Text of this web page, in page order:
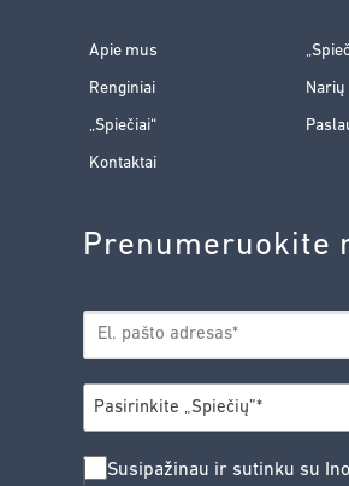
Apie mus
Renginiai
„Spiečiai“
Kontaktai
Prenumeruokite
EL.
PAŠTAS*
MIESTAS*
Pasirinkite „Spiečių”*
SUSIPAŽINAU
Susipažinau ir sutinku su